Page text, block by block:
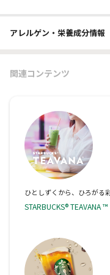
アレルゲン・栄養成分情報
関連コンテンツ
ひとしずくから、ひろがる彩
STARBUCKS® TEAVANA ™